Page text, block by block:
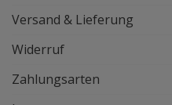
Versand & Lieferung
Widerruf
Zahlungsarten